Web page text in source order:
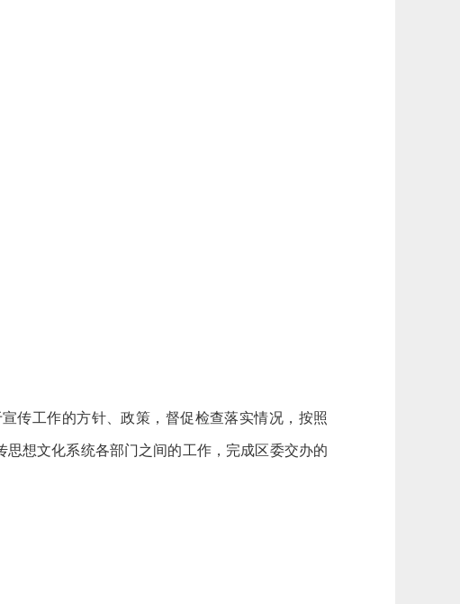
传工作的方针、政策，督促检查落实情况，按照
想文化系统各部门之间的工作，完成区委交办的